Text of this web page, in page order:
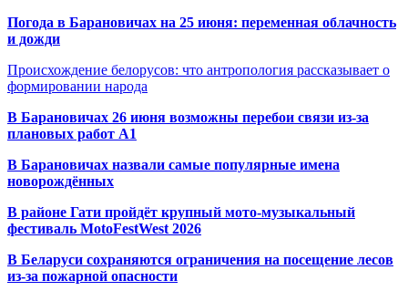
Погода в Барановичах на 25 июня: переменная облачность
и дожди
Происхождение белорусов: что антропология рассказывает о
формировании народа
В Барановичах 26 июня возможны перебои связи из-за
плановых работ A1
В Барановичах назвали самые популярные имена
новорождённых
В районе Гати пройдёт крупный мото-музыкальный
фестиваль MotoFestWest 2026
В Беларуси сохраняются ограничения на посещение лесов
из-за пожарной опасности